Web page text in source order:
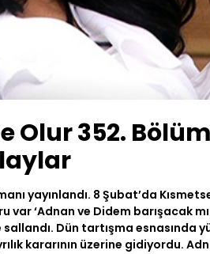
Olur 352. Bölüm
yayınlandı. 8 Şubat’da
‘Adnan ve Didem barışacak
Dün tartışma esnasında
kararının üzerine gidiyordu.